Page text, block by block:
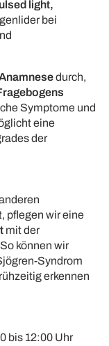
light,
bei
durch,
Symptome und
eine
der
pflegen wir eine
mit der
können wir
Syndrom
erkennen
bis 12:00 Uhr